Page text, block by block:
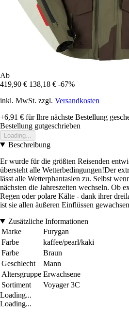
Ab
419,90 € 138,18 € -67%
inkl. MwSt. zzgl. Versandkosten
+6,91 € für Ihre nächste Bestellung
Bestellung gutgeschrieben
Loading...
Beschreibung
Er wurde für die größten Reisenden
übersteht alle Wetterbedingungen!Der
lässt alle Wetterphantasien zu. Selbst
nächsten die Jahreszeiten wechseln. Ob
Regen oder polare Kälte - dank ihrer
ist sie allen äußeren Einflüssen
Zusätzliche Informationen
Marke
Furygan
Farbe
kaffee/pearl/kaki
Farbe
Braun
Geschlecht
Mann
Altersgruppe Erwachsene
Sortiment
Voyager 3C
Loading...
Loading...